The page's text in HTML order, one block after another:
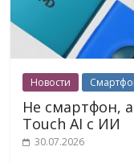
Новости
Не смартфон,
Touch AI с ИИ
30.07.2026